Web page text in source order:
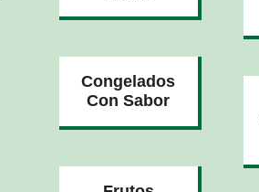
Congelados
Con Sabor